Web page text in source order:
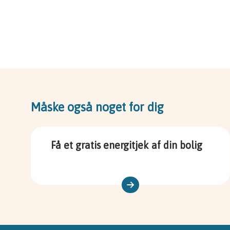
Måske også noget for dig
Få et gratis energitjek af din bolig